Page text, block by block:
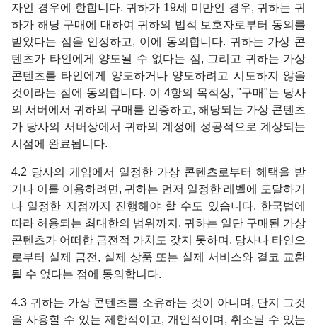
자인 경우에 한합니다. 귀하가 19세 미만인 경우, 귀하는 귀
하가 해당 구매에 대하여 귀하의 법적 보호자로부터 동의를
받았다는 점을 인정하고, 이에 동의합니다. 귀하는 가상 콘
텐츠가 타인에게 양도될 수 없다는 점, 그리고 귀하는 가상
콘텐츠를 타인에게 양도하거나 양도하려고 시도하지 않을
것이라는 점에 동의합니다. 이 4항의 목적상, "구매"는 당사
의 서버에서 귀하의 구매를 인증하고, 해당되는 가상 콘텐츠
가 당사의 서버상에서 귀하의 계정에 성공적으로 계상되는
시점에 완료됩니다.
4.2 당사의 게임에서 일정한 가상 콘텐츠로부터 혜택을 받
거나 이를 이용하려면, 귀하는 먼저 일정한 레벨에 도달하거
나 일정한 지점까지 진행해야 할 수도 있습니다. 한국법에
따라 허용되는 최대한의 범위까지, 귀하는 일단 구매된 가상
콘텐츠가 어떠한 금전적 가치도 갖지 못하며, 당사나 타인으
로부터 실제 금전, 실제 상품 또는 실제 서비스와 결코 교환
될 수 없다는 점에 동의합니다.
4.3 귀하는 가상 콘텐츠를 소유하는 것이 아니며, 단지 그것
을 사용할 수 있는 제한적이고, 개인적이며, 취소될 수 있는